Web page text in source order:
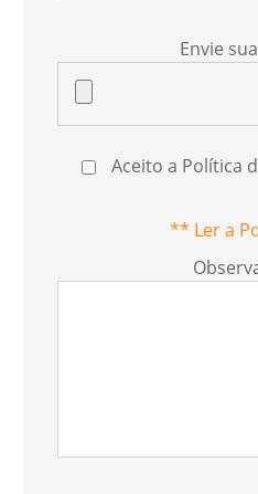
Envie
Aceito a Política
** Ler a